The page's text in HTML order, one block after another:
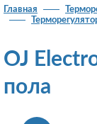
Главная
OJ
пола